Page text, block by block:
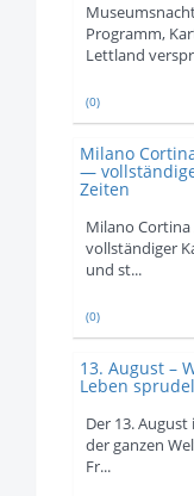
Programm,
Lettland
(0)
Milano
—
Zeiten
Milano
vollständiger
und st...
(0)
13. August –
Leben
Der 13.
der ganzen
Fr...